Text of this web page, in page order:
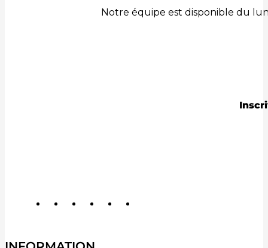
Notre équipe est disponible du